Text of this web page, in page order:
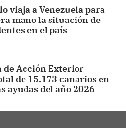
viaja a Venezuela para
mano la situación de
en el país
de Acción Exterior
de 15.173 canarios en
ayudas del año 2026